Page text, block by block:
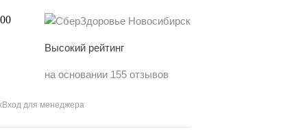
Высокий рейтинг
на основании 155 отзывов
Вход для менеджера